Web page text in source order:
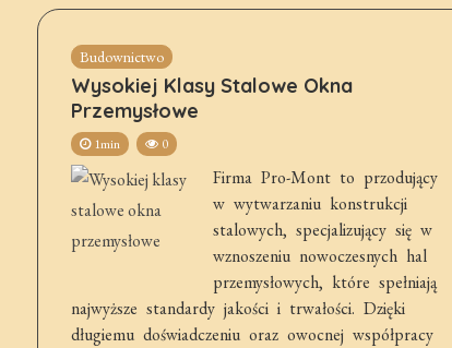
Budownictwo
Wysokiej Klasy Stalowe Okna
Przemysłowe
1min 0
Firma Pro-Mont to przodujący
w wytwarzaniu konstrukcji
stalowych, specjalizujący się w
wznoszeniu nowoczesnych hal
przemysłowych, które spełniają
najwyższe standardy jakości i trwałości. Dzięki
długiemu doświadczeniu oraz owocnej współpracy